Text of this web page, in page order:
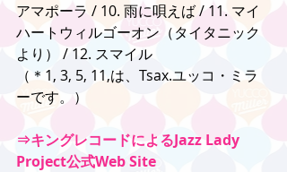
アマポーラ / 10. 雨に唄えば / 11. マイ
ハートウィルゴーオン（タイタニック
より） / 12. スマイル
（＊1, 3, 5, 11,は、Tsax.ユッコ・ミラ
ーです。）
⇒キングレコードによるJazz Lady
Project公式Web Site